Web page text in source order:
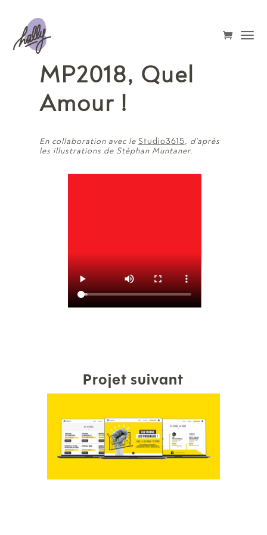
MP2018, Quel
Amour !
En collaboration avec le Studio3615, d’après
les illustrations de Stéphan Muntaner.
Projet suivant